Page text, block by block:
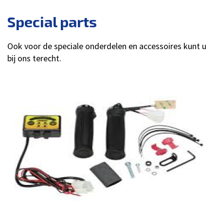
Special parts
Ook voor de speciale onderdelen en accessoires kunt u
bij ons terecht.